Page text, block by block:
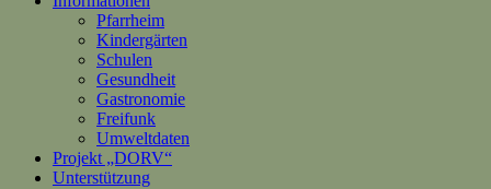
Pfarrheim
Kindergärten
Schulen
Gesundheit
Gastronomie
Freifunk
Umweltdaten
Projekt „DORV“
Unterstützung